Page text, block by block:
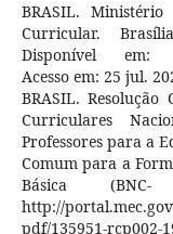
BRASIL.
Curricular.
Disponível em:
Acesso em: 25 jul.
BRASIL. Resolução
Curriculares
Professores para a
Comum para a
Básica
http://
pdf/135951-rcp002-